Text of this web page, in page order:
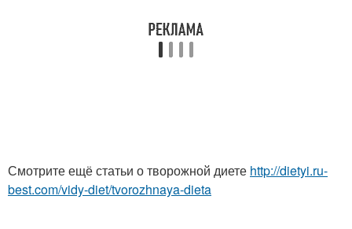
Смотрите ещё статьи о творожной диете http://dietyi.ru-
best.com/vidy-diet/tvorozhnaya-dieta